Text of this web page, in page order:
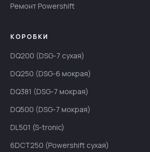
Ремонт Powershift
КОРОБКИ
DQ200 (DSG-7 сухая)
DQ250 (DSG-6 мокрая)
DQ381 (DSG-7 мокрая)
DQ500 (DSG-7 мокрая)
DL501 (S-tronic)
6DCT250 (Powershift сухая)